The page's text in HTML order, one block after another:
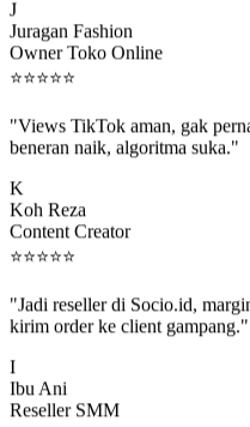
Juragan Fashion
Owner Toko Online
⭐⭐⭐⭐⭐
beneran naik, algoritma suka."
Koh Reza
Content Creator
⭐⭐⭐⭐⭐
kirim order ke client gampang."
Ibu Ani
Reseller SMM
⭐⭐⭐⭐⭐